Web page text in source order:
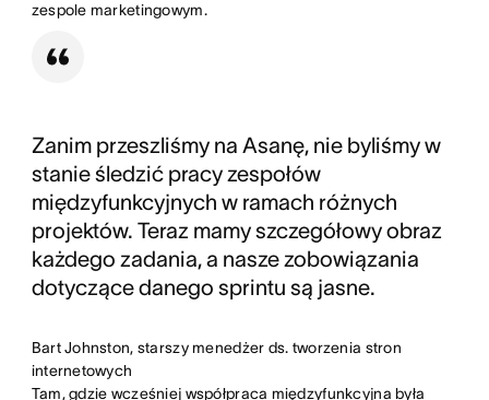
zespole marketingowym.
Zanim przeszliśmy na Asanę, nie byliśmy w
stanie śledzić pracy zespołów
międzyfunkcyjnych w ramach różnych
projektów. Teraz mamy szczegółowy obraz
każdego zadania, a nasze zobowiązania
dotyczące danego sprintu są jasne.
Bart Johnston, starszy menedżer ds. tworzenia stron
internetowych
Tam, gdzie wcześniej współpraca międzyfunkcyjna była